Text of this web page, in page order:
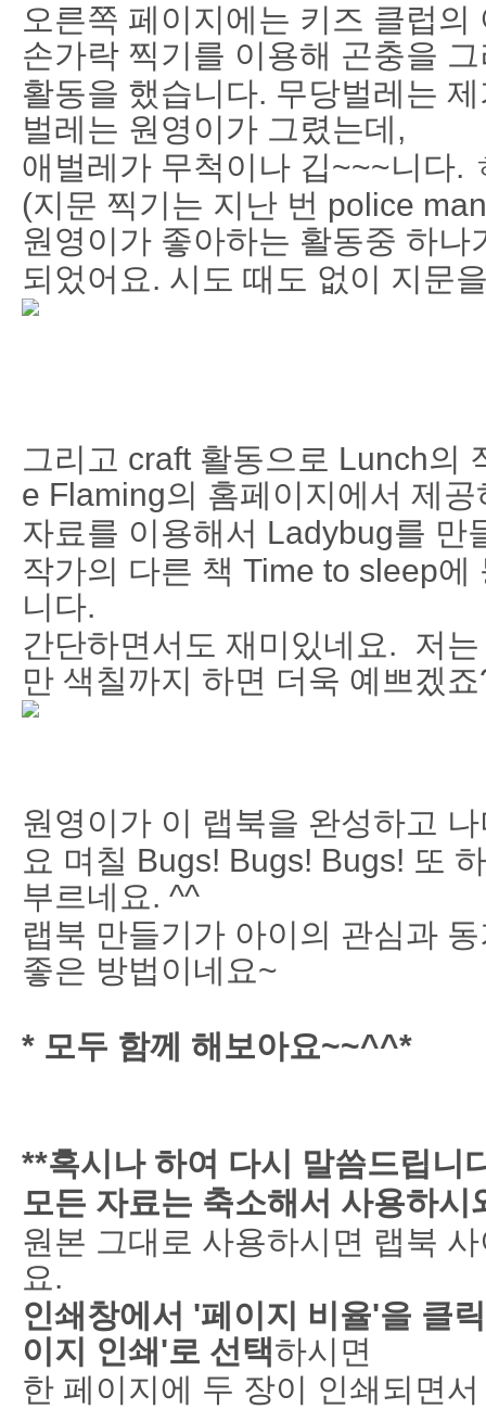
오른쪽 페이지에는 키즈 클럽
손가락 찍기를 이용해 곤충을
활동을 했습니다. 무당벌레는
벌레는 원영이가 그렸는데,
애벌레가 무척이나 깁~~~니다.
(지문 찍기는 지난 번 police
원영이가 좋아하는 활동중 하나
되었어요. 시도 때도 없이 지문
그리고 craft 활동으로 Lunch의
e Flaming의 홈페이지에서 제공
자료를 이용해서 Ladybug를 만
작가의 다른 책 Time to sleep에
니다.
간단하면서도 재미있네요. 저
만 색칠까지 하면 더욱 예쁘겠
원영이가 이 랩북을 완성하고
요 며칠 Bugs! Bugs! Bugs! 또
부르네요. ^^
랩북 만들기가 아이의 관심과
좋은 방법이네요~
* 모두 함께 해보아요~~^^*
**혹시나 하여 다시 말씀드립니
모든 자료는 축소해서 사용하시
원본 그대로 사용하시면 랩북
요.
인쇄창에서 '페이지 비율'을 클
이지 인쇄'로 선택하시면
한 페이지에 두 장이 인쇄되면